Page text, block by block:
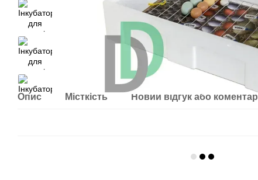
Опис Місткість Новий відгук або коментар